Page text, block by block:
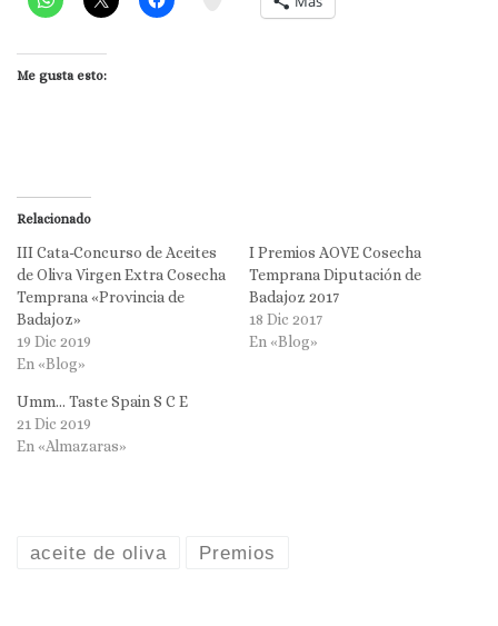
Me gusta esto:
Relacionado
III Cata-Concurso de Aceites
de Oliva Virgen Extra Cosecha
Temprana «Provincia de
Badajoz»
19 Dic 2019
En «Blog»
I Premios AOVE Cosecha
Temprana Diputación de
Badajoz 2017
18 Dic 2017
En «Blog»
Umm… Taste Spain S C E
21 Dic 2019
En «Almazaras»
aceite de oliva Premios